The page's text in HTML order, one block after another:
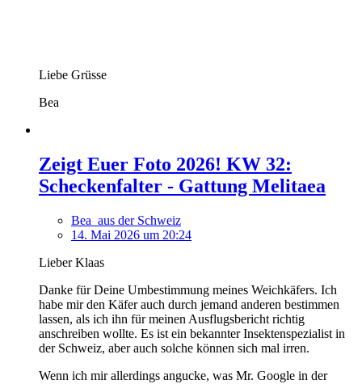
Liebe Grüsse
Bea
Zeigt Euer Foto 2026! KW 32:
Scheckenfalter - Gattung Melitaea
Bea_aus der Schweiz
14. Mai 2026 um 20:24
Lieber Klaas
Danke für Deine Umbestimmung meines Weichkäfers. Ich
habe mir den Käfer auch durch jemand anderen bestimmen
lassen, als ich ihn für meinen Ausflugsbericht richtig
anschreiben wollte. Es ist ein bekannter Insektenspezialist in
der Schweiz, aber auch solche können sich mal irren.
Wenn ich mir allerdings angucke, was Mr. Google in der